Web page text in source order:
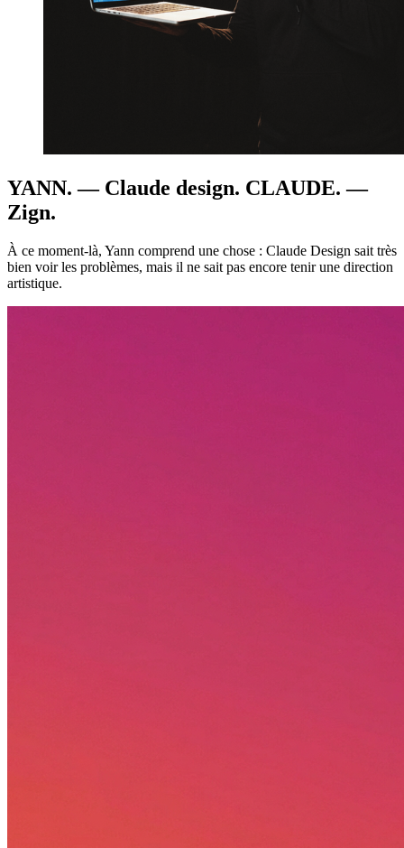
YANN. — Claude design. CLAUDE. —
Zign.
À ce moment‑là, Yann comprend une chose : Claude Design sait très
bien voir les problèmes, mais il ne sait pas encore tenir une direction
artistique.